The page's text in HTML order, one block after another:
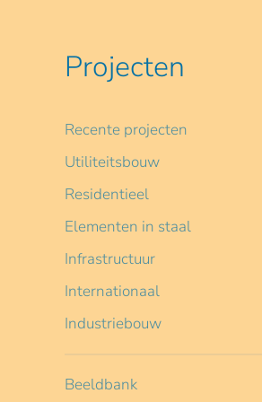
Projecten
Recente projecten
Utiliteitsbouw
Residentieel
Elementen in staal
Infrastructuur
Internationaal
Industriebouw
Beeldbank